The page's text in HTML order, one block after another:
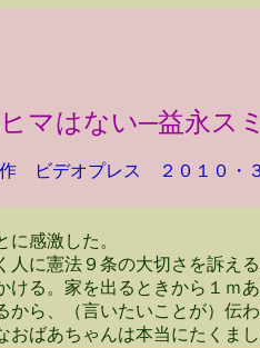
マはない─益永ス
作 ビデオプレス ２０１０・
感激した。
に憲法９条の大切さを訴え
ける。家を出るときから１ｍ
ら、（言いたいことが）伝
ばあちゃんは本当にたくまし